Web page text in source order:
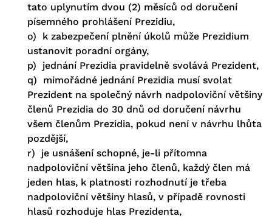
tato uplynutím dvou (2) měsíců od doručení
písemného prohlášení Prezidiu,
o) k zabezpečení plnění úkolů může Prezidium
ustanovit poradní orgány,
p) jednání Prezidia pravidelně svolává Prezident,
q) mimořádné jednání Prezidia musí svolat
Prezident na společný návrh nadpoloviční většiny
členů Prezidia do 30 dnů od doručení návrhu
všem členům Prezidia, pokud není v návrhu lhůta
pozdější,
r) je usnášení schopné, je-li přítomna
nadpoloviční většina jeho členů, každý člen má
jeden hlas, k platnosti rozhodnutí je třeba
nadpoloviční většiny hlasů, v případě rovnosti
hlasů rozhoduje hlas Prezidenta,